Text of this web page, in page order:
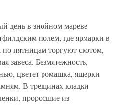
день в знойном мареве
полем, где ярмарки в
пятницам торгуют скотом,
завеса. Безмятежность,
цветет ромашка, ящерки
В трещинах кладки
проросшие из